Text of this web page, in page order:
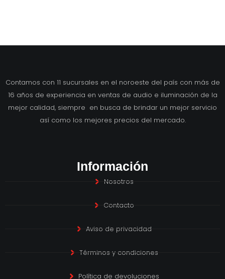
Contamos con 11 sucursales en el noroeste del país con más de
16 años de experiencia en ventas de audio e iluminación de la
mejor calidad, siempre en busca de brindar un mejor servicio
así como los mejores precios del mercado.
Información
Nosotros
Contacto
Aviso de privacidad
Términos y condiciones
Política de devoluciones